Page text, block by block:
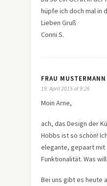
hüpfe ich doch mal in
Lieben Gruß
Conni S.
FRAU MUSTERMANN
19. April 2015 at 9:26
Moin Arne,
ach, das Design der
Hobbs ist so schön!
elegante, gepaart mit
Funktionalität. Was
Bei uns gibt es heute